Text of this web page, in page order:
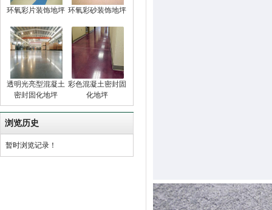
环氧彩片装饰地坪 环氧彩砂装饰地坪
透明光亮型混凝土
密封固化地坪
彩色混凝土密封固
化地坪
浏览历史
暂时浏览记录！